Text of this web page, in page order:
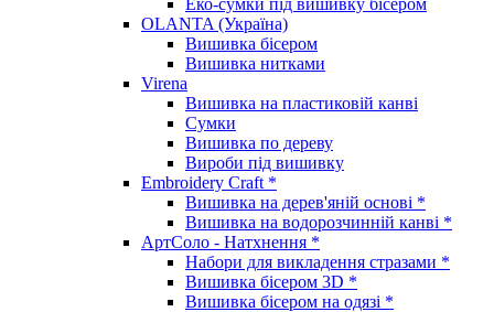
OLANTA (Україна)
Вишивка бісером
Вишивка нитками
Virena
Вишивка на пластиковій канві
Сумки
Вишивка по дереву
Вироби під вишивку
Embroidery Craft *
Вишивка на дерев'яній основі *
Вишивка на водорозчинній канві *
АртСоло - Натхнення *
Набори для викладення стразами *
Вишивка бісером 3D *
Вишивка бісером на одязі *